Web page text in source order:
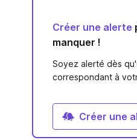
Créer une alerte
manquer !
Soyez alerté dès
correspondant à
Créer une